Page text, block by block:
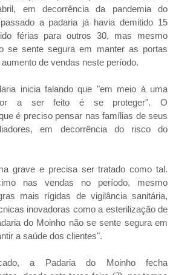
em decorrência da pandemia do
a padaria já havia demitido 15
férias para outros 30, mas mesmo
se sente segura em manter as portas
de vendas neste período.
inicia falando que "em meio à uma
a ser feito é se proteger". O
é preciso pensar nas famílias de seus
em decorrência do risco do
grave e precisa ser tratado como tal.
nas vendas no período, mesmo
mais rígidas de vigilância sanitária,
inovadoras como a esterilização de
do Moinho não se sente segura em
a saúde dos clientes".
a Padaria do Moinho fecha